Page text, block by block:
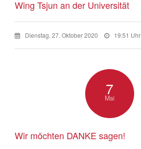
Wing Tsjun an der Universität
Dienstag, 27. Oktober 2020 19:51 Uhr
7
Mai
Wir möchten DANKE sagen!